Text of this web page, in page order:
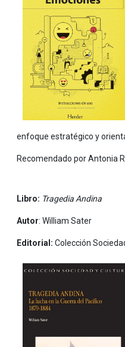
enfoque estratégico y
Recomendado por Antonia
Libro: Tragedia Andina
Autor: William Sater
Editorial: Colección